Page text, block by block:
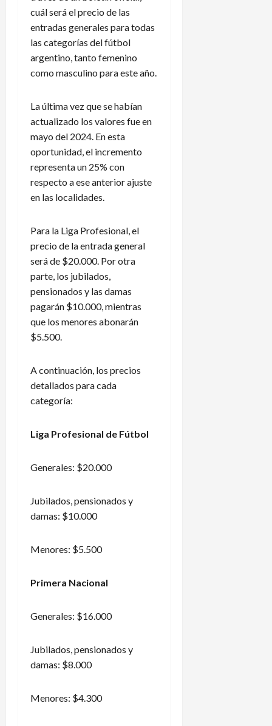
cuál será el precio de las
entradas generales para todas
las categorías del fútbol
argentino, tanto femenino
como masculino para este año.
La última vez que se habían
actualizado los valores fue en
mayo del 2024. En esta
oportunidad, el incremento
representa un 25% con
respecto a ese anterior ajuste
en las localidades.
Para la Liga Profesional, el
precio de la entrada general
será de $20.000. Por otra
parte, los jubilados,
pensionados y las damas
pagarán $10.000, mientras
que los menores abonarán
$5.500.
A continuación, los precios
detallados para cada
categoría:
Liga Profesional de Fútbol
Generales: $20.000
Jubilados, pensionados y
damas: $10.000
Menores: $5.500
Primera Nacional
Generales: $16.000
Jubilados, pensionados y
damas: $8.000
Menores: $4.300